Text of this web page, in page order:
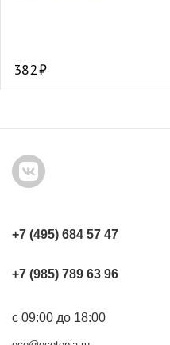
382
+7 (495) 684 57 47
+7 (985) 789 63 96
с 09:00 до 18:00